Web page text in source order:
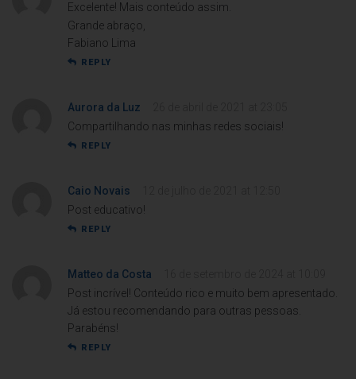
Excelente! Mais conteúdo assim.
Grande abraço,
Fabiano Lima
REPLY
Aurora da Luz
Compartilhando nas minhas redes sociais!
REPLY
Caio Novais
Post educativo!
REPLY
Matteo da Costa
Post incrível! Conteúdo rico e muito bem apresentado.
Já estou recomendando para outras pessoas.
Parabéns!
REPLY